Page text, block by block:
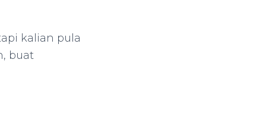
kalian pula
buat